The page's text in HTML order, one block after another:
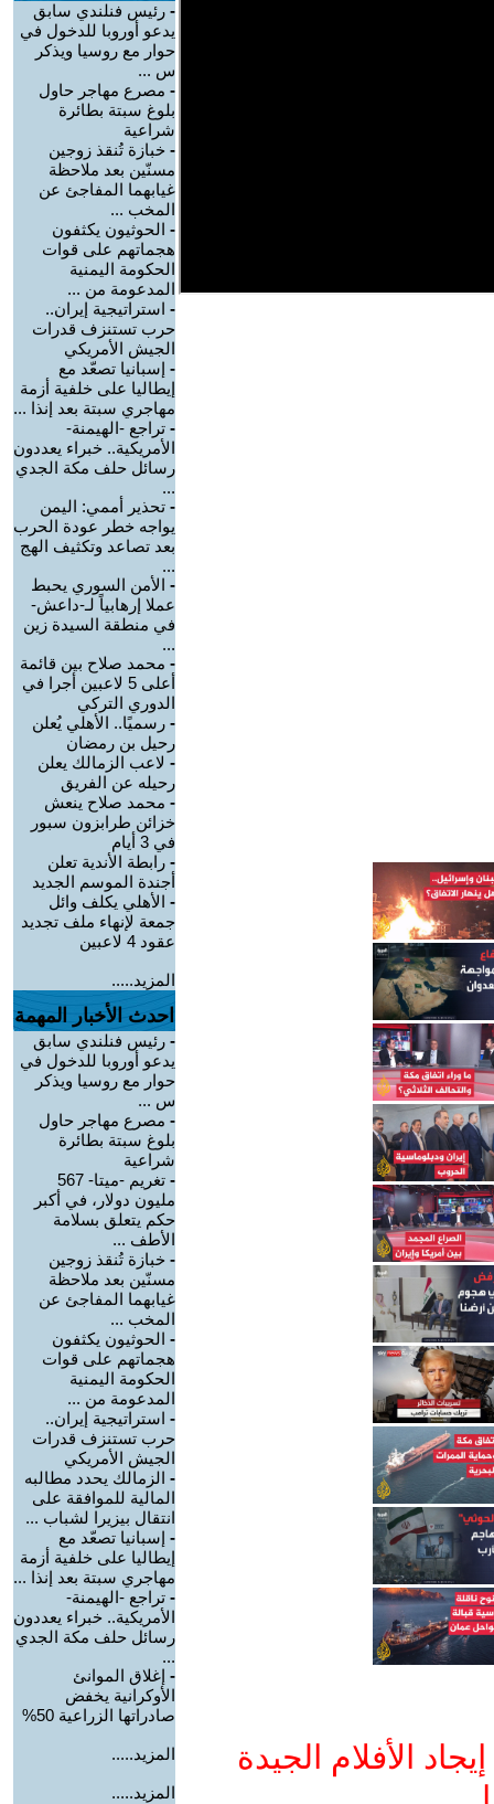
الأفلام الجيدة
- رئيس فنلندي سابق
يدعو أوروبا للدخول في
حوار مع روسيا ويذكر
س ...
- مصرع مهاجر حاول
بلوغ سبتة بطائرة
شراعية
- خبازة تُنقذ زوجين
مسنّين بعد ملاحظة
غيابهما المفاجئ عن
المخب ...
- الحوثيون يكثفون
هجماتهم على قوات
الحكومة اليمنية
المدعومة من ...
- استراتيجية إيران..
حرب تستنزف قدرات
الجيش الأمريكي
- إسبانيا تصعّد مع
إيطاليا على خلفية أزمة
مهاجري سبتة بعد إنذا ...
- تراجع -الهيمنة-
الأمريكية.. خبراء يعددون
رسائل حلف مكة الجدي
...
- تحذير أممي: اليمن
يواجه خطر عودة الحرب
بعد تصاعد وتكثيف الهج
...
- الأمن السوري يحبط
عملا إرهابياً لـ-داعش-
في منطقة السيدة زين
...
- محمد صلاح بين قائمة
أعلى 5 لاعبين أجرا في
الدوري التركي
- رسميًا.. الأهلي يُعلن
رحيل بن رمضان
- لاعب الزمالك يعلن
رحيله عن الفريق
- محمد صلاح ينعش
خزائن طرابزون سبور
في 3 أيام
- رابطة الأندية تعلن
أجندة الموسم الجديد
- الأهلي يكلف وائل
جمعة لإنهاء ملف تجديد
عقود 4 لاعبين
المزيد.....
احدث الأخبار المهمة
- رئيس فنلندي سابق
يدعو أوروبا للدخول في
حوار مع روسيا ويذكر
س ...
- مصرع مهاجر حاول
بلوغ سبتة بطائرة
شراعية
-
تغريم -ميتا- 567
مليون دولار، في أكبر
حكم يتعلق بسلامة
الأطف ...
- خبازة تُنقذ زوجين
مسنّين بعد ملاحظة
غيابهما المفاجئ عن
المخب ...
- الحوثيون يكثفون
هجماتهم على قوات
الحكومة اليمنية
المدعومة من ...
- استراتيجية إيران..
حرب تستنزف قدرات
الجيش الأمريكي
- الزمالك يحدد مطالبه
المالية للموافقة على
انتقال بيزيرا لشباب ...
- إسبانيا تصعّد مع
إيطاليا على خلفية أزمة
مهاجري سبتة بعد إنذا ...
- تراجع -الهيمنة-
الأمريكية.. خبراء يعددون
رسائل حلف مكة الجدي
...
- إغلاق الموانئ
الأوكرانية يخفض
صادراتها الزراعية 50%
المزيد.....
المزيد.....